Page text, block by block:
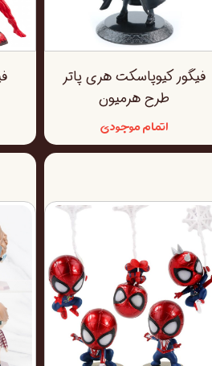
فیگور کیوپاسکت هری پاتر
طرح هرمیون
اتمام موجودی